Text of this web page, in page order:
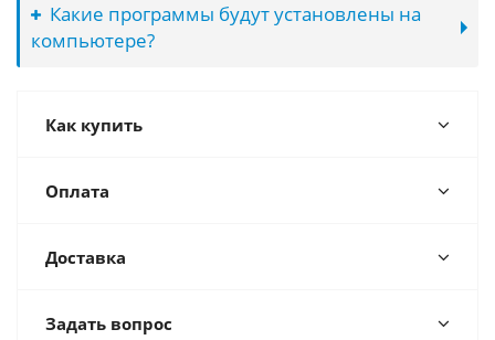
Какие программы будут установлены на
компьютере?
Как купить
Оплата
Доставка
Задать вопрос